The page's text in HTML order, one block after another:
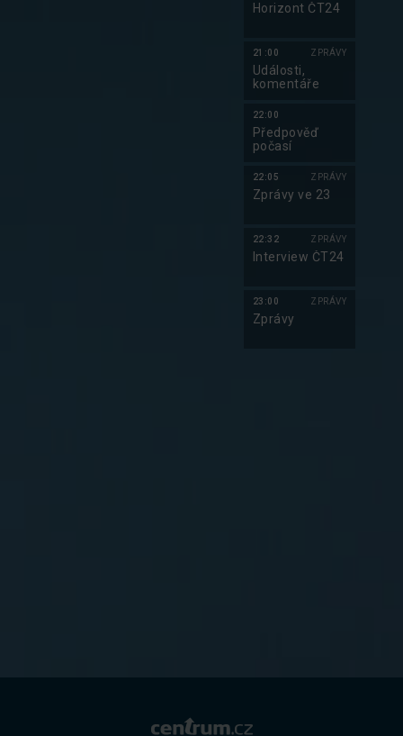
Horizont ČT24
21:00 ZPRÁVY
Události,
komentáře
22:00
Předpověď
počasí
22:05 ZPRÁVY
Zprávy ve 23
22:32 ZPRÁVY
Interview ČT24
23:00 ZPRÁVY
Zprávy